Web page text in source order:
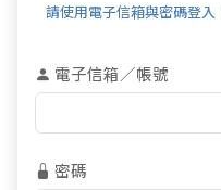
請使用電子信箱與密碼登入
電子信箱／帳號
密碼